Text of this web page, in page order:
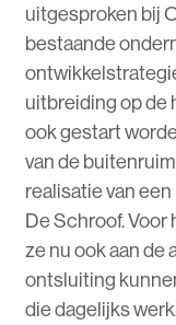
uitgesproken bij
bestaande
uitbreiding op de
ook gestart
van de
realisatie van
De Schroof. Voor
ze nu ook aan de
ontsluiting
die dagelijks